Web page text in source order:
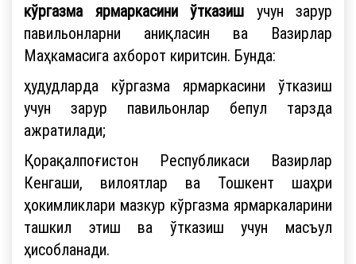
кўргазма ярмаркасини ўтказиш учун зарур
павильонларни аниқласин ва Вазирлар
Маҳкамасига ахборот киритсин. Бунда:
ҳудудларда кўргазма ярмаркасини ўтказиш
учун зарур павильонлар бепул тарзда
ажратилади;
Қорақалпоғистон Республикаси Вазирлар
Кенгаши, вилоятлар ва Тошкент шаҳри
ҳокимликлари мазкур кўргазма ярмаркаларини
ташкил этиш ва ўтказиш учун масъул
ҳисобланади.